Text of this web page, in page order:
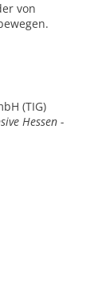
von
(TIG)
Hessen -